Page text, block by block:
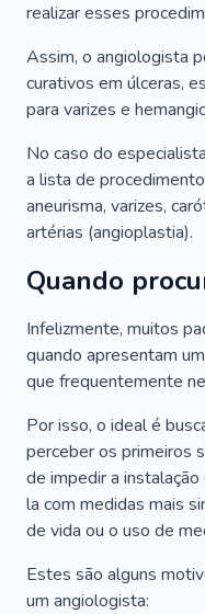
realizar esses
Assim, o angiologista
curativos em úlceras,
para varizes e
No caso do
a lista de
aneurisma, varizes,
artérias (angioplastia).
Quando
Infelizmente, muitos
quando apresentam
que frequentemente
Por isso, o ideal é
perceber os primeiros
de impedir a
la com medidas mais
de vida ou o uso de
Estes são alguns
um angiologista: